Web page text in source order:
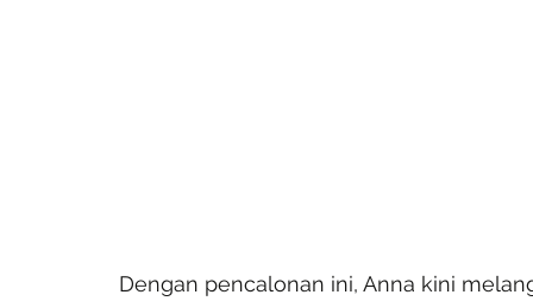
Dengan pencalonan ini, Anna kini